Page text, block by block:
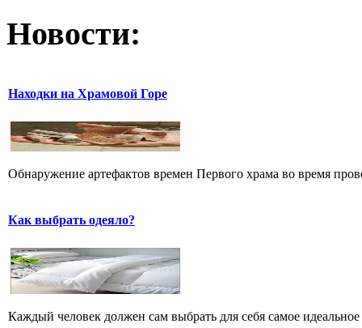
Новости:
Находки на Храмовой Горе
Обнаружение артефактов времен Первого храма во время
Как выбрать одеяло?
Каждый человек должен сам выбрать для себя самое